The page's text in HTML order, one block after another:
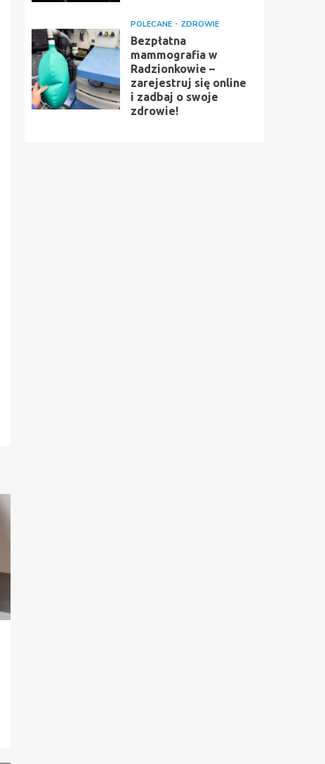
POLECANE ZDROWIE
Bezpłatna
mammografia w
Radzionkowie –
zarejestruj się online
i zadbaj o swoje
zdrowie!